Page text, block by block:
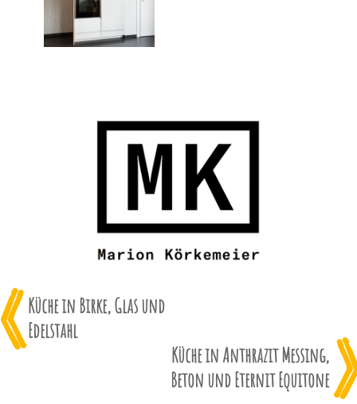
Küche in Birke, Glas und
Edelstahl
Küche in Anthrazit Messing,
Beton und Eternit Equitone